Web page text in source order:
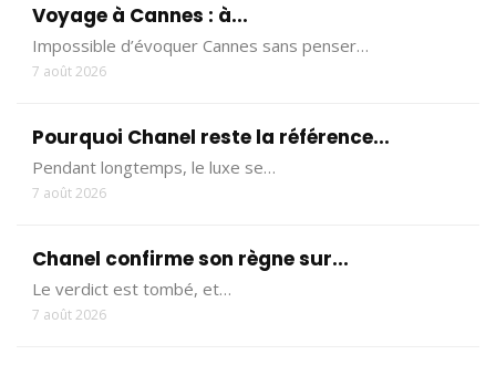
Voyage à Cannes : à...
Impossible d’évoquer Cannes sans penser…
7 août 2026
Pourquoi Chanel reste la référence...
Pendant longtemps, le luxe se…
7 août 2026
Chanel confirme son règne sur...
Le verdict est tombé, et…
7 août 2026